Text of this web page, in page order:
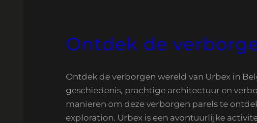
Ontdek de
Ontdek de verborgen wereld van Urbex in
geschiedenis, prachtige architectuur en
manieren om deze verborgen parels te
exploration. Urbex is een avontuurlijke